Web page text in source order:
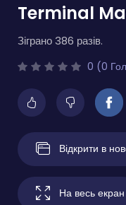
Terminal
Зіграно 386 разів.
0 (0
Відкрити в
На весь екран